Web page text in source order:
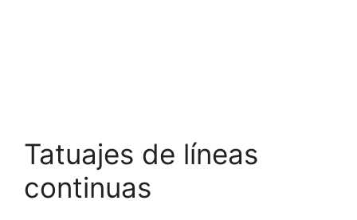
Tatuajes de líneas
continuas